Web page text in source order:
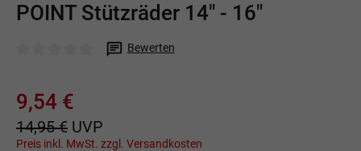
POINT Stützräder 14" - 16"
Bewerten
9,54 €
14,95 € UVP
Preis inkl. MwSt. zzgl. Versandkosten